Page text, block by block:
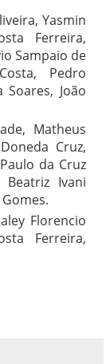
Yasmin
Ferreira,
Sampaio de
Pedro
João
Matheus
Cruz,
da Cruz
Beatriz Ivani
Florencio
Ferreira,